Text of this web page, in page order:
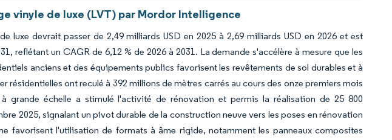
vinyle de luxe (LVT) par Mordor Intelligence
luxe devrait passer de 2,49 milliards USD en 2025 à 2,69 milliards USD en 2026 et est
reflétant un CAGR de 6,12 % de 2026 à 2031. La demande s'accélère à mesure que les
anciens et des équipements publics favorisent les revêtements de sol durables et à
résidentielles ont reculé à 392 millions de mètres carrés au cours des onze premiers mois
grande échelle a stimulé l'activité de rénovation et permis la réalisation de 25 800
2025, signalant un pivot durable de la construction neuve vers les poses en rénovation
favorisent l'utilisation de formats à âme rigide, notamment les panneaux composites